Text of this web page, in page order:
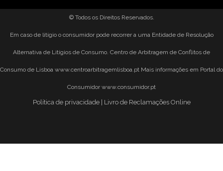
© Todos os Direitos Reservados.
Em caso de litígio o consumidor pode recorrer a uma Entidade de Resolução
Alternativa de Litígios de Consumo. Centro de Arbitragem de Conflitos de
Consumo de Lisboa www.centroarbitragemlisboa.pt Mais informações em Portal do
Consumidorwww.consumidor.pt
Política de privacidade| Livro de Reclamações Online